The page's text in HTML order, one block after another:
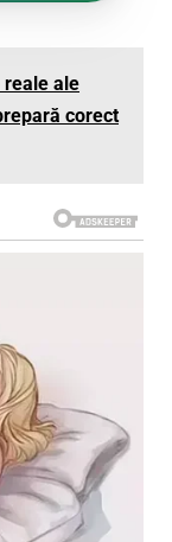
ale
corect